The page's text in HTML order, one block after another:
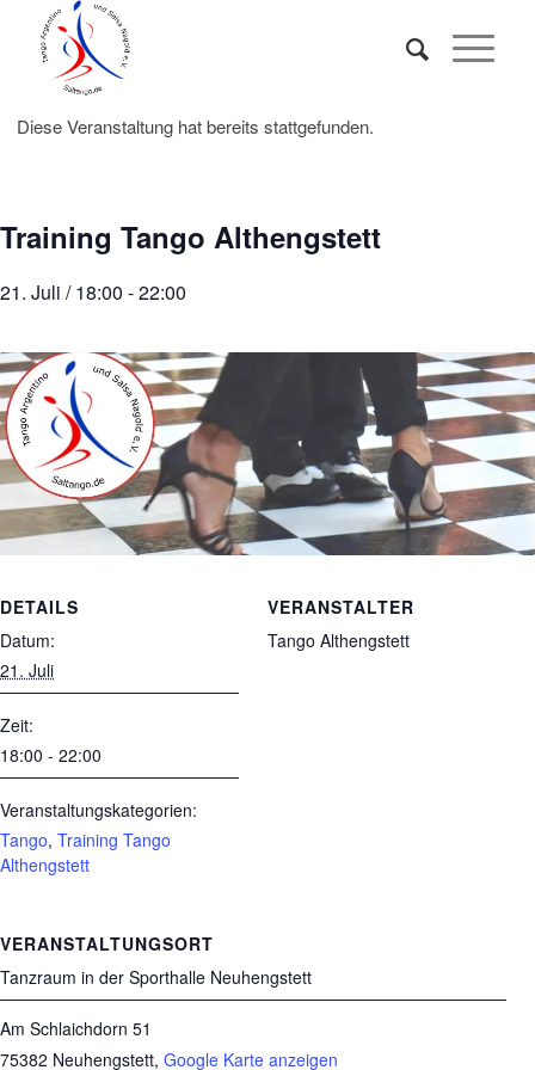
Diese Veranstaltung hat bereits stattgefunden.
Training Tango Althengstett
21. Juli / 18:00 -22:00
DETAILS
Datum:
21. Juli
Zeit:
18:00 - 22:00
Veranstaltungskategorien:
Tango, Training Tango
Althengstett
VERANSTALTUNGSORT
Tanzraum in der Sporthalle Neuhengstett
Am Schlaichdorn 51
75382 Neuhengstett, Google Karte anzeigen
VERANSTALTER
Tango Althengstett